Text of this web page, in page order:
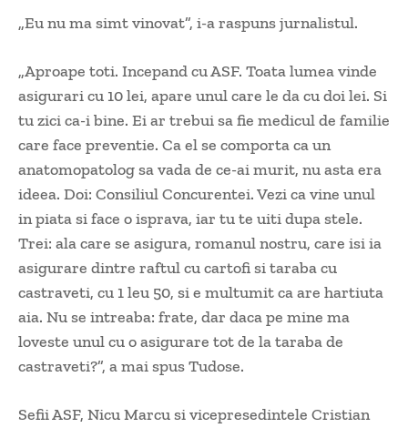
„Eu nu ma simt vinovat”, i-a raspuns jurnalistul.
„Aproape toti. Incepand cu ASF. Toata lumea vinde
asigurari cu 10 lei, apare unul care le da cu doi lei. Si
tu zici ca-i bine. Ei ar trebui sa fie medicul de familie
care face preventie. Ca el se comporta ca un
anatomopatolog sa vada de ce-ai murit, nu asta era
ideea. Doi: Consiliul Concurentei. Vezi ca vine unul
in piata si face o isprava, iar tu te uiti dupa stele.
Trei: ala care se asigura, romanul nostru, care isi ia
asigurare dintre raftul cu cartofi si taraba cu
castraveti, cu 1 leu 50, si e multumit ca are hartiuta
aia. Nu se intreaba: frate, dar daca pe mine ma
loveste unul cu o asigurare tot de la taraba de
castraveti?”, a mai spus Tudose.
Sefii ASF, Nicu Marcu si vicepresedintele Cristian